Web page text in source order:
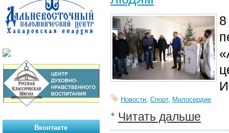
Новости, Спорт, Милосердие
Читать дальше
Вконтакте